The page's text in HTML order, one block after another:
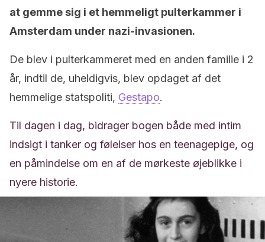
at gemme sig i et hemmeligt pulterkammer i
Amsterdam under nazi-invasionen.
De blev i pulterkammeret med en anden familie i 2
år, indtil de, uheldigvis, blev opdaget af det
hemmelige statspoliti, Gestapo.
Til dagen i dag, bidrager bogen både med intim
indsigt i tanker og følelser hos en teenagepige, og
en påmindelse om en af de mørkeste øjeblikke i
nyere historie.